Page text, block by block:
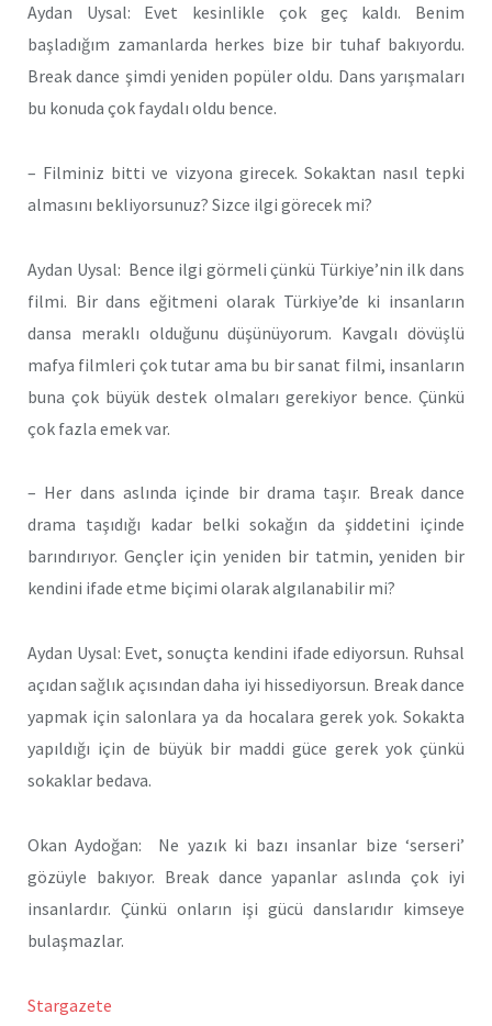
Aydan Uysal: Evet kesinlikle çok geç kaldı. Benim
başladığım zamanlarda herkes bize bir tuhaf bakıyordu.
Break dance şimdi yeniden popüler oldu. Dans yarışmaları
bu konuda çok faydalı oldu bence.
– Filminiz bitti ve vizyona girecek. Sokaktan nasıl tepki
almasını bekliyorsunuz? Sizce ilgi görecek mi?
Aydan Uysal: Bence ilgi görmeli çünkü Türkiye’nin ilk dans
filmi. Bir dans eğitmeni olarak Türkiye’de ki insanların
dansa meraklı olduğunu düşünüyorum. Kavgalı dövüşlü
mafya filmleri çok tutar ama bu bir sanat filmi, insanların
buna çok büyük destek olmaları gerekiyor bence. Çünkü
çok fazla emek var.
– Her dans aslında içinde bir drama taşır. Break dance
drama taşıdığı kadar belki sokağın da şiddetini içinde
barındırıyor. Gençler için yeniden bir tatmin, yeniden bir
kendini ifade etme biçimi olarak algılanabilir mi?
Aydan Uysal: Evet, sonuçta kendini ifade ediyorsun. Ruhsal
açıdan sağlık açısından daha iyi hissediyorsun. Break dance
yapmak için salonlara ya da hocalara gerek yok. Sokakta
yapıldığı için de büyük bir maddi güce gerek yok çünkü
sokaklar bedava.
Okan Aydoğan: Ne yazık ki bazı insanlar bize ‘serseri’
gözüyle bakıyor. Break dance yapanlar aslında çok iyi
insanlardır. Çünkü onların işi gücü danslarıdır kimseye
bulaşmazlar.
Stargazete